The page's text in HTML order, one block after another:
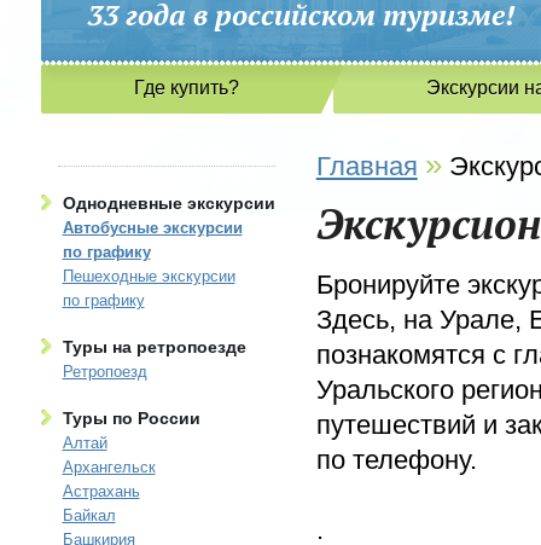
33 года в российском
Где купить? Экскурсии
Однодневные экскурсии
Автобусные экскурсии
по графику
Пешеходные экскурсии
по графику
Туры на ретропоезде
Ретропоезд
Туры по России
Алтай
Архангельск
Астрахань
Байкал
Башкирия
Главная »
Бронируйте
Здесь, на Урале,
познакомятся с
Уральского
путешествий и
по телефону.
.